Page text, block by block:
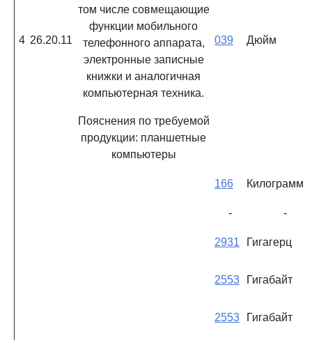
4 26.20.11
том числе совмещающие
функции мобильного
телефонного аппарата,
электронные записные
книжки и аналогичная
компьютерная техника.
Пояснения по требуемой
продукции: планшетные
компьютеры
039 Дюйм
166 Килограмм
- -
2931 Гигагерц
2553 Гигабайт
2553 Гигабайт